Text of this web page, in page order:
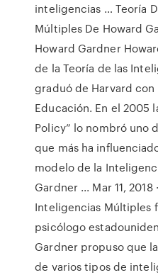
inteligencias … Teoría
Múltiples De Howard
Howard Gardner
de la Teoría de las
graduó de Harvard
Educación. En el 2005
Policy” lo nombró uno
que más ha
modelo de la
Gardner ... Mar 11, 2018
Inteligencias Múltiples
psicólogo
Gardner propuso que
de varios tipos de